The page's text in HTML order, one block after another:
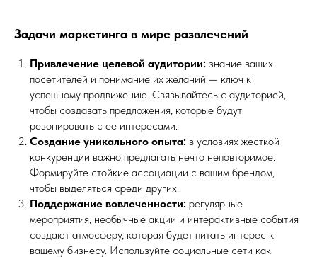
Задачи маркетинга в мире развлечений
Привлечение целевой аудитории: знание ваших
посетителей и понимание их желаний — ключ к
успешному продвижению. Связывайтесь с аудиторией,
чтобы создавать предложения, которые будут
резонировать с ее интересами.
Создание уникального опыта: в условиях жесткой
конкуренции важно предлагать нечто неповторимое.
Формируйте стойкие ассоциации с вашим брендом,
чтобы выделяться среди других.
Поддержание вовлеченности: регулярные
мероприятия, необычные акции и интерактивные события
создают атмосферу, которая будет питать интерес к
вашему бизнесу. Используйте социальные сети как